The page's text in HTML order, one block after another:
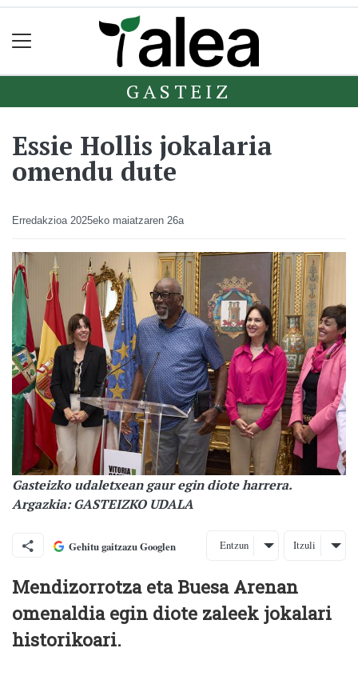
GASTEIZ
Essie Hollis jokalaria
omendu dute
Erredakzioa 2025eko maiatzaren 26a
Gasteizko udaletxean gaur egin diote harrera.
Argazkia: GASTEIZKO UDALA
Gehitu gaitzazu Googlen Entzun Itzuli
Mendizorrotza eta Buesa Arenan
omenaldia egin diote zaleek jokalari
historikoari.